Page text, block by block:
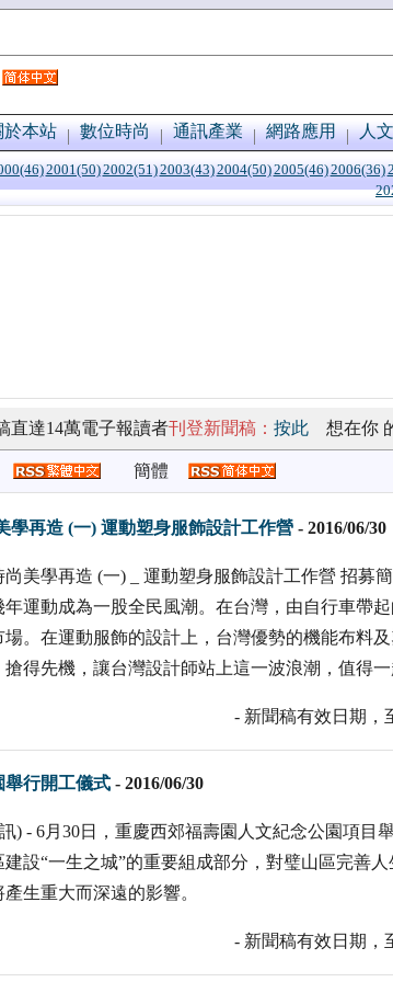
於本站 數位時尚 通訊產業 網路應用 人
2001(50)2002(51)2003(43)2004(50)2005(46)2006(36)
直達14萬電子報讀者刊登新聞稿： 按此想在你
簡體
學再造 (一) 運動塑身服飾設計工作營- 2016/06/30
尚美學再造 (一) _ 運動塑身服飾設計工作營 招募
運動成為一股全民風潮。在台灣，由自行車帶
。在運動服飾的設計上，台灣優勢的機能布料
得先機，讓台灣設計師站上這一波浪潮，值得一
- 新聞稿有效日期，
行開工儀式- 2016/06/30
) - 6月30日，重慶西郊福壽園人文紀念公園項目
設“一生之城”的重要組成部分，對璧山區完善
生重大而深遠的影響。
- 新聞稿有效日期，